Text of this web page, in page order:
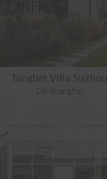
Tangbei Villa Suzhou
CN-Shanghai